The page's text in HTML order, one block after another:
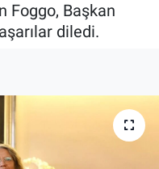
Foggo, Başkan
diledi.